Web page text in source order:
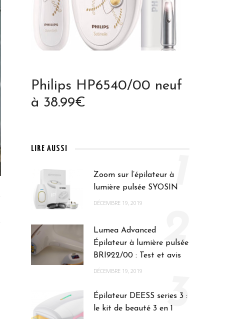
Philips HP6540/00 neuf
à 38.99€
LIRE AUSSI
Zoom sur l’épilateur à
lumière pulsée SYOSIN
DÉCEMBRE 19, 2019
1
Lumea Advanced
Épilateur à lumière pulsée
BRI922/00 : Test et avis
DÉCEMBRE 19, 2019
2
Épilateur DEESS series 3 :
le kit de beauté 3 en 13